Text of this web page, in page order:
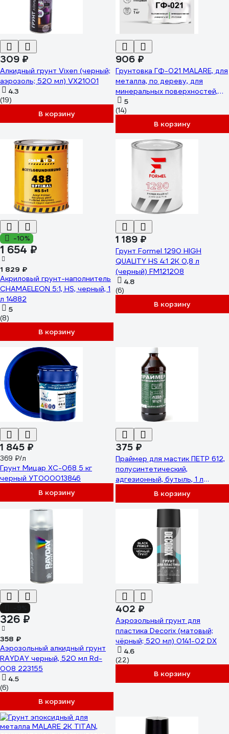
309 ₽
Алкидный грунт Vixen (черный;
аэрозоль; 520 мл) VX21001
4.3
(19)
В корзину
906 ₽
Грунтовка ГФ-021 MALARE, для
металла, по дереву, для
минеральных поверхностей,
RAL 9005, черный, глянцевая, 1
кг ГГФ0219005Г0100
5
(14)
В корзину
-10%
1 654 ₽
1 829 ₽
Акриловый грунт-наполнитель
CHAMAELEON 5:1, HS, черный, 1
л 14882
5
(8)
В корзину
1 189 ₽
Грунт Formel 1290 HIGH
QUALITY HS 4:1 2K 0,8 л
(черный) FM121208
4.8
(6)
В корзину
1 845 ₽
369 ₽/л
Грунт Мицар ХС-068 5 кг
черный УТ000013846
В корзину
375 ₽
Праймер для мастик ПЕТР 612,
полусинтетический,
адгезионный, бутыль, 1 л
В корзину
326 ₽
358 ₽
Аэрозольный алкидный грунт
RAYDAY черный, 520 мл Rd-
008 223155
4.5
(6)
В корзину
402 ₽
Аэрозольный грунт для
пластика Decorix (матовый;
чёрный; 520 мл) 0141-02 DX
4.6
(22)
В корзину